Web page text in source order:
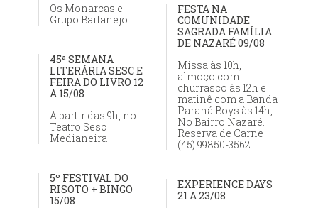
Os Monarcas e
Grupo Bailanejo
FESTA NA
COMUNIDADE
SAGRADA FAMÍLIA
DE NAZARÉ 09/08
Missa às 10h,
almoço com
churrasco às 12h e
matinê com a Banda
Paraná Boys às 14h,
No Bairro Nazaré.
Reserva de Carne
(45) 99850-3562
45ª SEMANA
LITERÁRIA SESC E
FEIRA DO LIVRO 12
A 15/08
A partir das 9h, no
Teatro Sesc
Medianeira
5º FESTIVAL DO
RISOTO + BINGO
15/08
EXPERIENCE DAYS
21 A 23/08